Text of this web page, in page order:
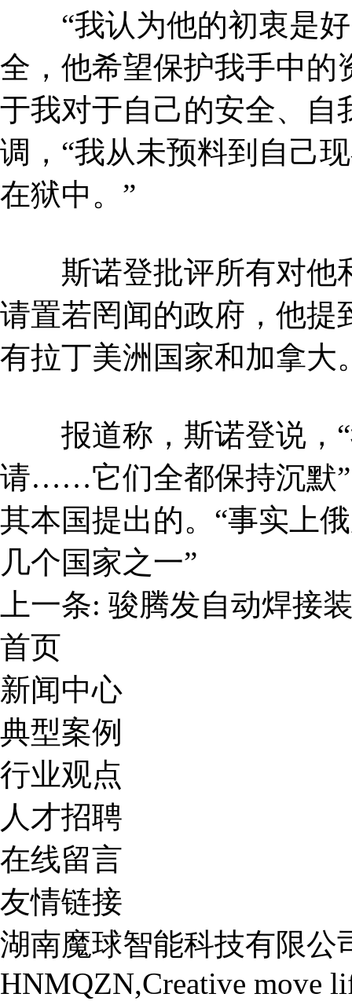
“我认为他的初衷是好
全，他希望保护我手中的
于我对于自己的安全、自
调，“我从未预料到自己
在狱中。”
斯诺登批评所有对他
请置若罔闻的政府，他提
有拉丁美洲国家和加拿大
报道称，斯诺登说，“
请……它们全都保持沉默”
其本国提出的。“事实上
几个国家之一”
上一条: 骏腾发自动焊接
首页
新闻中心
典型案例
行业观点
人才招聘
在线留言
友情链接
湖南魔球智能科技有限
HNMQZN,Creative move